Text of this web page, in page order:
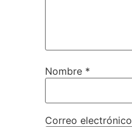
Nombre *
Correo electrónico